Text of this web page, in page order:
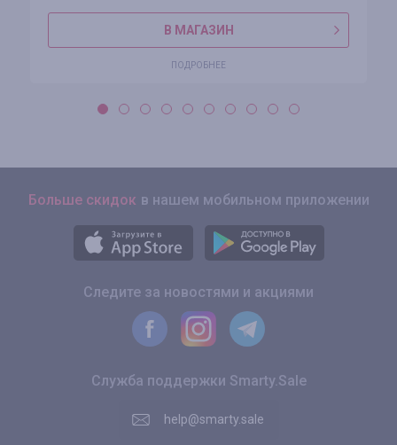
В МАГАЗИН
ПОДРОБНЕЕ
Больше скидок в нашем мобильном приложении
Следите за новостями и акциями
Служба поддержки Smarty.Sale
help@smarty.sale